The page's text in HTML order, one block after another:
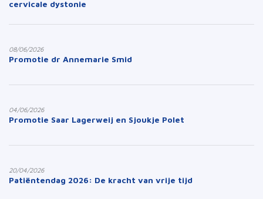
cervicale dystonie
08/06/2026
Promotie dr Annemarie Smid
04/06/2026
Promotie Saar Lagerweij en Sjoukje Polet
20/04/2026
Patiëntendag 2026: De kracht van vrije tijd